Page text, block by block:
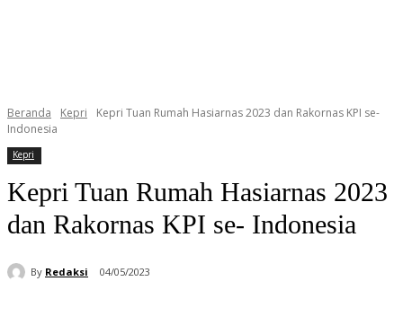
Beranda Kepri
Kepri Tuan Rumah Hasiarnas 2023 dan Rakornas KPI se-
Indonesia
Kepri
Kepri Tuan Rumah Hasiarnas 2023
dan Rakornas KPI se- Indonesia
By Redaksi 04/05/2023